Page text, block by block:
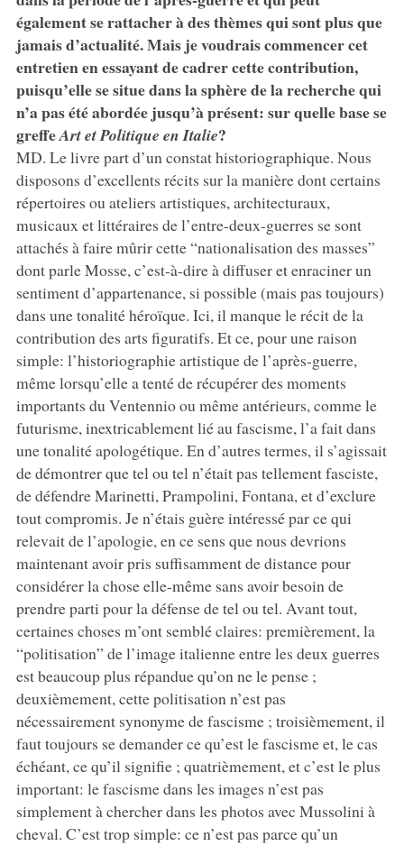
également se rattacher à des thèmes qui sont plus que
jamais d’actualité. Mais je voudrais commencer cet
entretien en essayant de cadrer cette contribution,
puisqu’elle se situe dans la sphère de la recherche qui
n’a pas été abordée jusqu’à présent: sur quelle base se
greffeArt et Politique en Italie?
MD. Le livre part d’un constat historiographique. Nous
disposons d’excellents récits sur la manière dont certains
répertoires ou ateliers artistiques, architecturaux,
musicaux et littéraires de l’entre-deux-guerres se sont
attachés à faire mûrir cette “nationalisation des masses”
dont parle Mosse, c’est-à-dire à diffuser et enraciner un
sentiment d’appartenance, si possible (mais pas toujours)
dans une tonalité héroïque. Ici, il manque le récit de la
contribution des arts figuratifs. Et ce, pour une raison
simple: l’historiographie artistique de l’après-guerre,
même lorsqu’elle a tenté de récupérer des moments
importants du Ventennio ou même antérieurs, comme le
futurisme, inextricablement lié au fascisme, l’a fait dans
une tonalité apologétique. En d’autres termes, il s’agissait
de démontrer que tel ou tel n’était pas tellement fasciste,
de défendre Marinetti, Prampolini, Fontana, et d’exclure
tout compromis. Je n’étais guère intéressé par ce qui
relevait de l’apologie, en ce sens que nous devrions
maintenant avoir pris suffisamment de distance pour
considérer la chose elle-même sans avoir besoin de
prendre parti pour la défense de tel ou tel. Avant tout,
certaines choses m’ont semblé claires: premièrement, la
“politisation” de l’image italienne entre les deux guerres
est beaucoup plus répandue qu’on ne le pense ;
deuxièmement, cette politisation n’est pas
nécessairement synonyme de fascisme ; troisièmement, il
faut toujours se demander ce qu’est le fascisme et, le cas
échéant, ce qu’il signifie ; quatrièmement, et c’est le plus
important: le fascisme dans les images n’est pas
simplement à chercher dans les photos avec Mussolini à
cheval. C’est trop simple: ce n’est pas parce qu’un